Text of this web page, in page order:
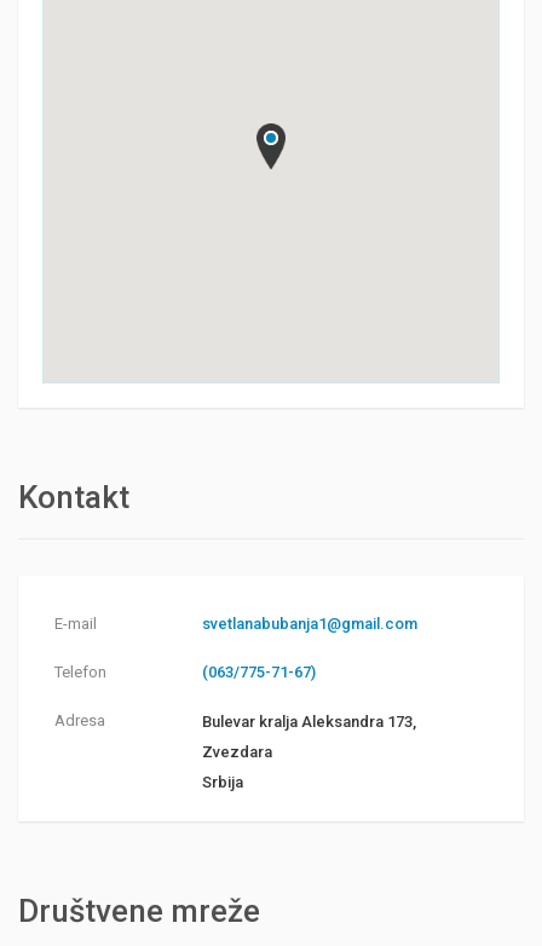
Kontakt
E-mail svetlanabubanja1@gmail.com
Telefon (063/775-71-67)
Adresa
Bulevar kralja Aleksandra 173,
Zvezdara
Srbija
Društvene mreže